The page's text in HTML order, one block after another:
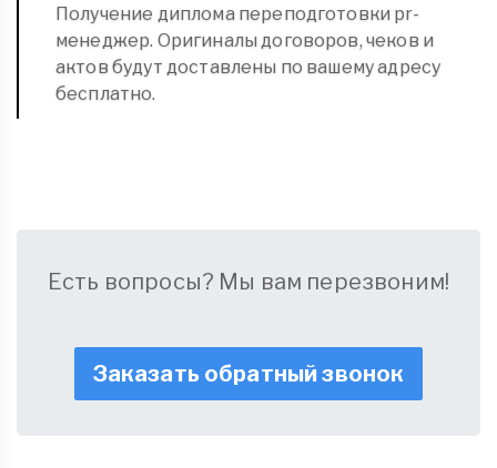
Получение диплома переподготовки pr-
менеджер. Оригиналы договоров, чеков и
актов будут доставлены по вашему адресу
бесплатно.
Есть вопросы? Мы вам перезвоним!
Заказать обратный звонок